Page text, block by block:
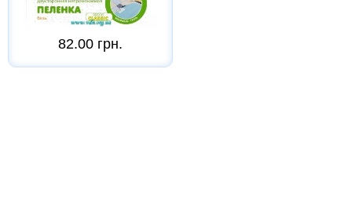
82.00 грн.